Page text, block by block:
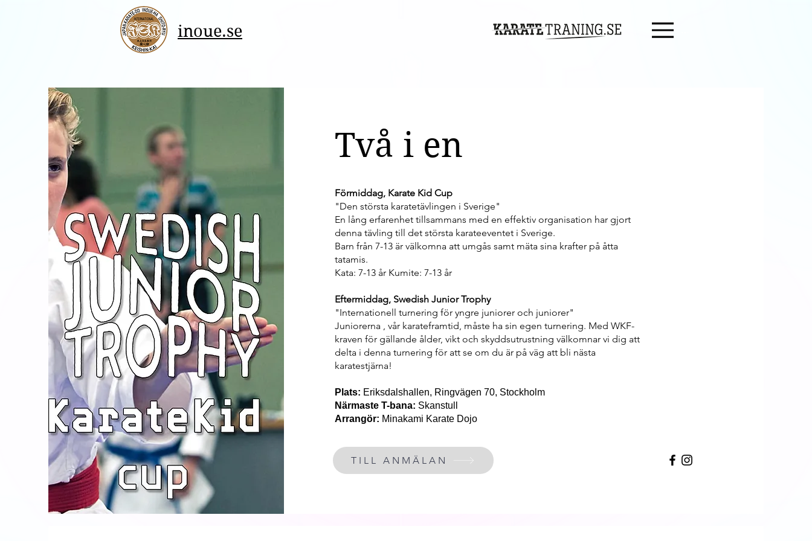
inoue.se
Två i en
Förmiddag, Karate Kid Cup
"Den största karatetävlingen i Sverige"
En lång erfarenhet tillsammans med en effektiv organisation har gjort
denna tävling till det största karateeventet i Sverige.
Barn från 7-13 är välkomna att umgås samt mäta sina krafter på åtta
tatamis.
Kata: 7-13 år Kumite: 7-13 år
Eftermiddag, Swedish Junior Trophy
"Internationell turnering för yngre juniorer och juniorer"
Juniorerna , vår karateframtid, måste ha sin egen turnering. Med WKF-
kraven för gällande ålder, vikt och skyddsutrustning välkomnar vi dig att
delta i denna turnering för att se om du är på väg att bli nästa
karatestjärna!
Plats: Eriksdalshallen, Ringvägen 70, Stockholm
Närmaste T-bana: Skanstull
Arrangör: Minakami Karate Dojo
TILL ANMÄLAN